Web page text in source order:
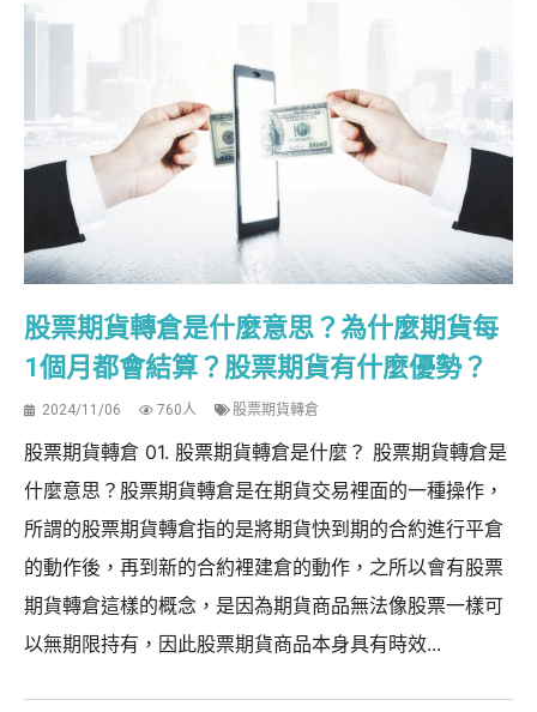
股票期貨轉倉是什麼意思？為什麼期貨每
1個月都會結算？股票期貨有什麼優勢？
2024/11/06 760人 股票期貨轉倉
股票期貨轉倉 01. 股票期貨轉倉是什麼？ 股票期貨轉倉是
什麼意思？股票期貨轉倉是在期貨交易裡面的一種操作，
所謂的股票期貨轉倉指的是將期貨快到期的合約進行平倉
的動作後，再到新的合約裡建倉的動作，之所以會有股票
期貨轉倉這樣的概念，是因為期貨商品無法像股票一樣可
以無期限持有，因此股票期貨商品本身具有時效...